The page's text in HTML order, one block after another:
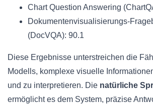
Chart Question Answering
Dokumentenvisualisierungs-
(DocVQA): 90.1
Diese Ergebnisse unterstreichen die
Modells, komplexe visuelle
und zu interpretieren. Die natürliche
ermöglicht es dem System, präzise